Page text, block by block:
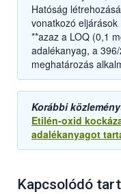
Hatóság
vonatkozó
**azaz a LOQ (0,1
adalékanyag, a
meghatározás
Korábbi
Etilén-oxid
adalékanyagot
Kapcsolódó